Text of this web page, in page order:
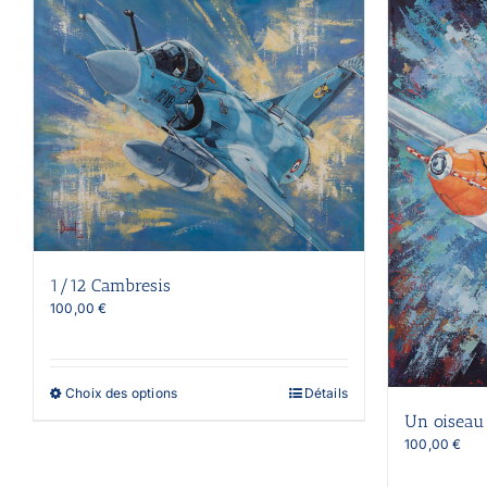
1/12 Cambresis
100,00€
Choix des optionsCe
Détails
Un oiseau
100,00€